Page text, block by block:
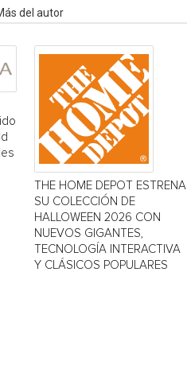
del autor
THE HOME DEPOT ESTRENA
SU COLECCIÓN DE
HALLOWEEN 2026 CON
NUEVOS GIGANTES,
TECNOLOGÍA INTERACTIVA
Y CLÁSICOS POPULARES